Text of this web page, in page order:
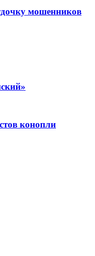
мошенников
конопли